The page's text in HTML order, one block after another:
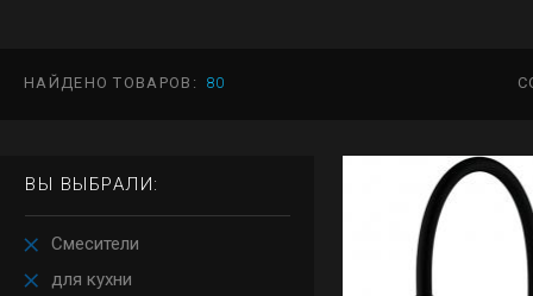
НАЙДЕНО ТОВАРОВ: 80
ВЫ ВЫБРАЛИ:
Смесители
для кухни